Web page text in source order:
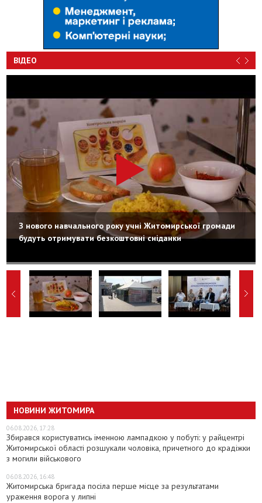
ВІДЕО
З нового навчального року учні Житомирської громади
будуть отримувати безкоштовні сніданки
НОВИНИ ЖИТОМИРА
06.08.2026, 17:28
Збирався користуватись іменною лампадкою у побуті: у райцентрі
Житомирської області розшукали чоловіка, причетного до крадіжки
з могили військового
06.08.2026, 16:48
Житомирська бригада посіла перше місце за результатами
ураження ворога у липні